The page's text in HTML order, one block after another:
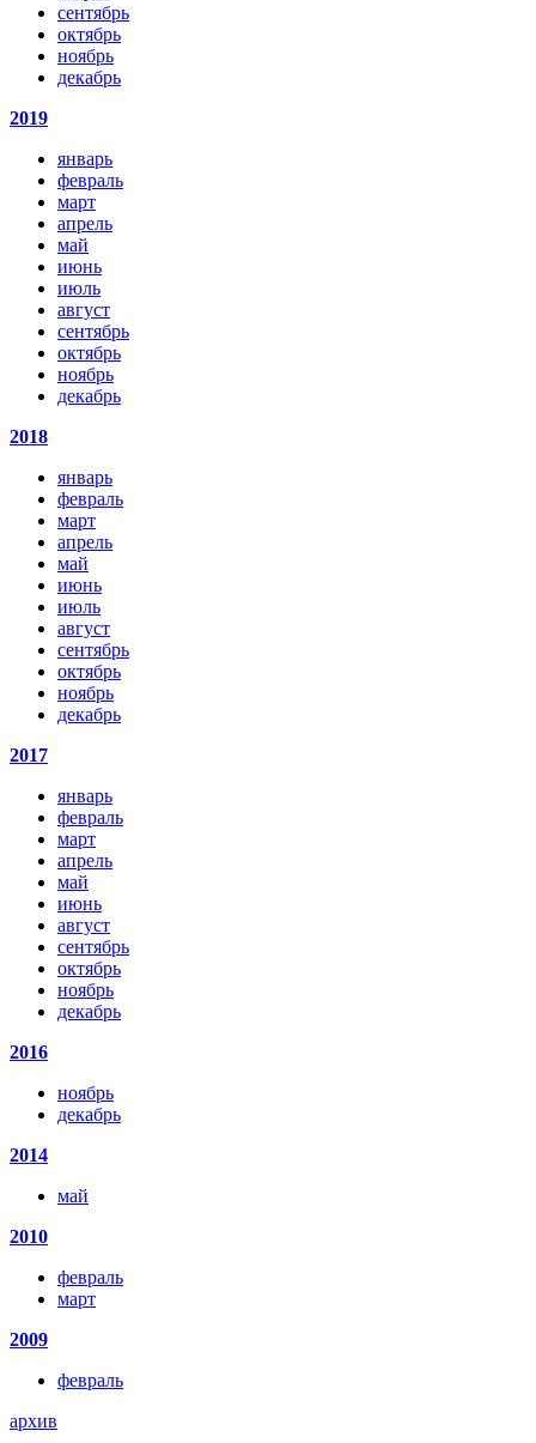
сентябрь
октябрь
ноябрь
декабрь
2019
январь
февраль
март
апрель
май
июнь
июль
август
сентябрь
октябрь
ноябрь
декабрь
2018
январь
февраль
март
апрель
май
июнь
июль
август
сентябрь
октябрь
ноябрь
декабрь
2017
январь
февраль
март
апрель
май
июнь
август
сентябрь
октябрь
ноябрь
декабрь
2016
ноябрь
декабрь
2014
май
2010
февраль
март
2009
февраль
архив